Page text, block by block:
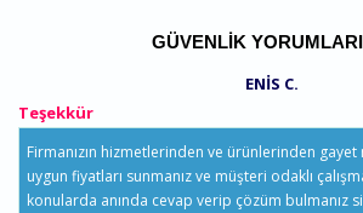
GÜVENLIK
ENIS C.
Teşekkür
Firmanızın hizmetlerinden ve ürünlerinden
uygun fiyatları sunmanız ve müşteri odaklı
konularda anında cevap verip çözüm bulmanız